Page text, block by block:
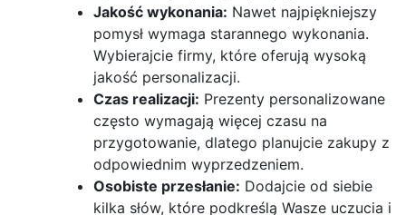
Jakość wykonania: Nawet najpiękniejszy
pomysł wymaga starannego wykonania.
Wybierajcie firmy, które oferują wysoką
jakość personalizacji.
Czas realizacji: Prezenty personalizowane
często wymagają więcej czasu na
przygotowanie, dlatego planujcie zakupy z
odpowiednim wyprzedzeniem.
Osobiste przesłanie: Dodajcie od siebie
kilka słów, które podkreślą Wasze uczucia i